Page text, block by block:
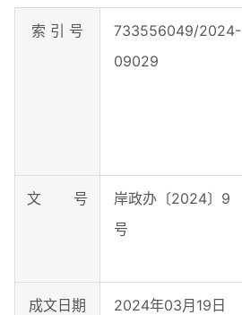
索 引 号
733556049/2024-
09029
文 号
岸政办〔2024〕9
号
成文日期 2024年03月19日